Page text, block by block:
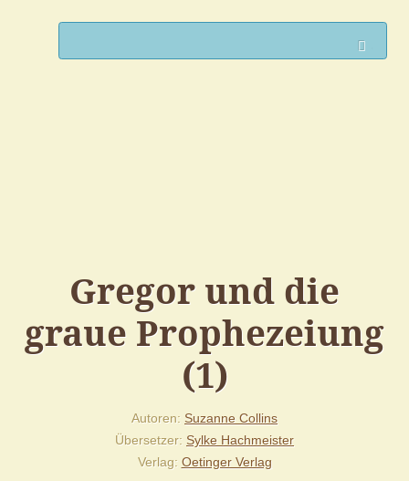
Gregor und die
graue Prophezeiung
(1)
Autoren Suzanne Collins
Übersetzer Sylke Hachmeister
Verlag Oetinger Verlag